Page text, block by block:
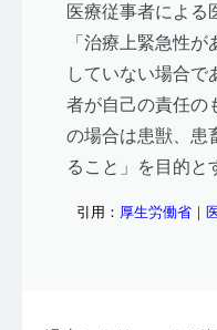
医療従事者による
「治療上緊急性
していない場合で
者が自己の責任の
の場合は患獣、患
ること」を目的と
引用： 厚生労働省｜